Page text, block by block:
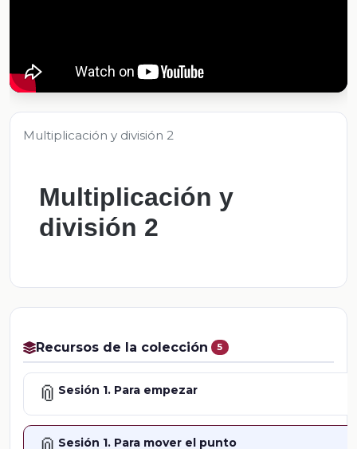
Multiplicación y división 2
Multiplicación y
división 2
Recursos de la colección 5
📎 Sesión 1. Para empezar
Sesión 1. Para mover el punto